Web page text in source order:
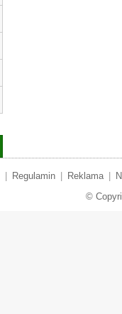
Regulamin Reklama
©